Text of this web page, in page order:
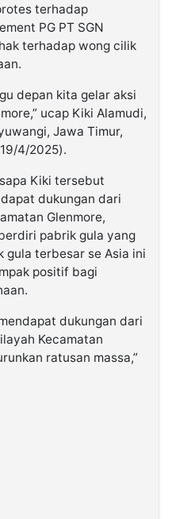
terhadap
PG PT SGN
terhadap wong cilik
depan kita gelar aksi
ucap Kiki Alamudi,
Jawa Timur,
4/2025).
Kiki tersebut
dukungan dari
Glenmore,
pabrik gula yang
gula terbesar se Asia ini
positif bagi
dukungan dari
Kecamatan
ratusan massa,”